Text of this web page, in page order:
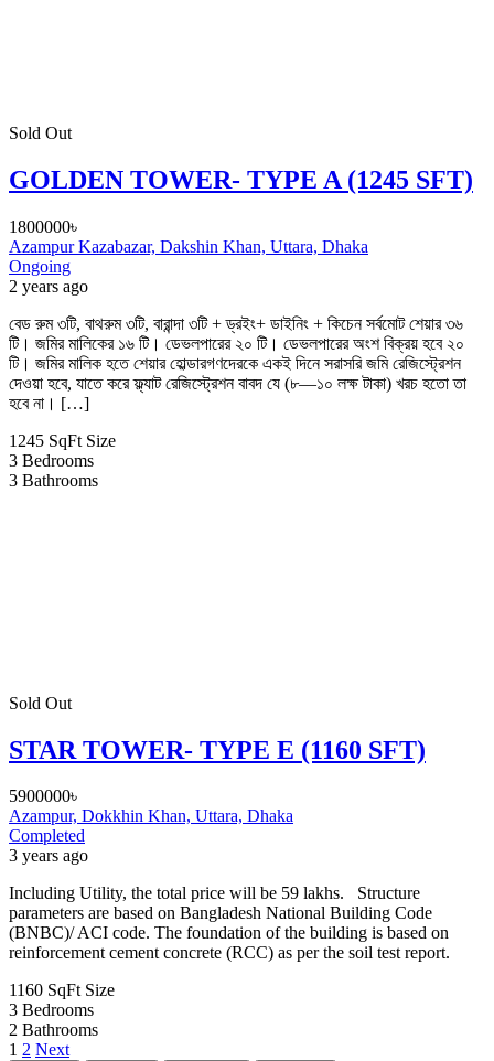
Sold Out
GOLDEN TOWER- TYPE A (1245 SFT)
1800000৳
Azampur Kazabazar, Dakshin Khan, Uttara, Dhaka
Ongoing
2 years ago
বেড রুম ৩টি, বাথরুম ৩টি, বারান্দা ৩টি + ড্রইং+ ডাইনিং + কিচেন সর্বমোট শেয়ার ৩৬
টি। জমির মালিকের ১৬ টি। ডেভলপারের ২০ টি। ডেভলপারের অংশ বিক্রয় হবে ২০
টি। জমির মালিক হতে শেয়ার হোল্ডারগণদেরকে একই দিনে সরাসরি জমি রেজিস্ট্রেশন
দেওয়া হবে, যাতে করে ফ্ল্যাট রেজিস্ট্রেশন বাবদ যে (৮—১০ লক্ষ টাকা) খরচ হতো তা
হবে না। […]
1245 SqFt Size
3 Bedrooms
3 Bathrooms
Sold Out
STAR TOWER- TYPE E (1160 SFT)
5900000৳
Azampur, Dokkhin Khan, Uttara, Dhaka
Completed
3 years ago
Including Utility, the total price will be 59 lakhs. Structure
parameters are based on Bangladesh National Building Code
(BNBC)/ ACI code. The foundation of the building is based on
reinforcement cement concrete (RCC) as per the soil test report.
1160 SqFt Size
3 Bedrooms
2 Bathrooms
1 2 Next